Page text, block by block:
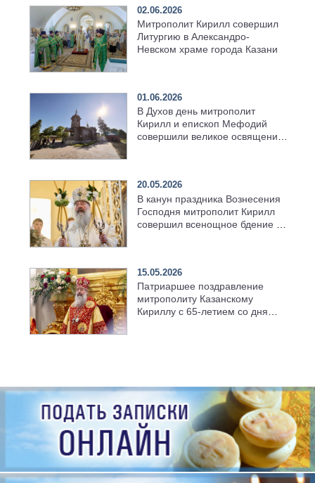
02.06.2026
Митрополит Кирилл совершил
Литургию в Александро-
Невском храме города Казани
01.06.2026
В Духов день митрополит
Кирилл и епископ Мефодий
совершили великое освящение
20.05.2026
В канун праздника Вознесения
Господня митрополит Кирилл
совершил всенощное бдение в
15.05.2026
Патриаршее поздравление
митрополиту Казанскому
Кириллу с 65-летием со дня